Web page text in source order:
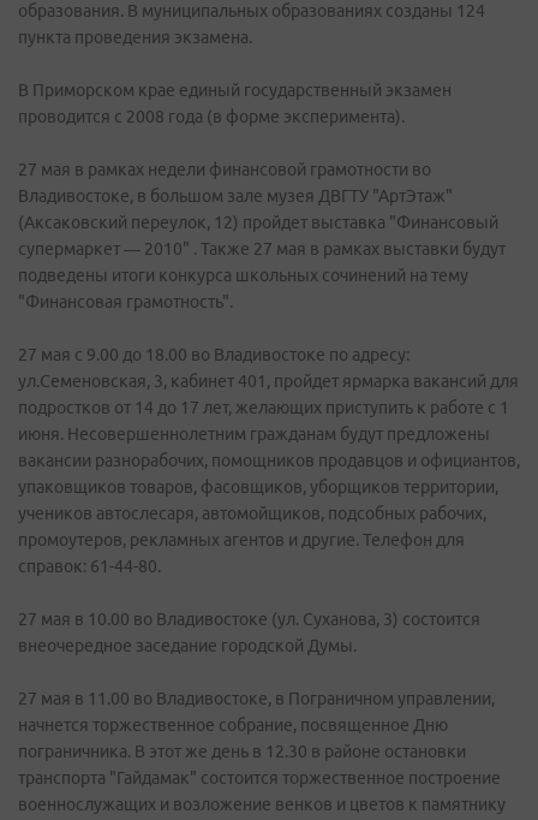
образования. В муниципальных образованиях созданы 124
пункта проведения экзамена.
В Приморском крае единый государственный экзамен
проводится с 2008 года (в форме эксперимента).
27 мая в рамках недели финансовой грамотности во
Владивостоке, в большом зале музея ДВГТУ "АртЭтаж"
(Аксаковский переулок, 12) пройдет выставка "Финансовый
супермаркет — 2010" . Также 27 мая в рамках выставки будут
подведены итоги конкурса школьных сочинений на тему
"Финансовая грамотность".
27 мая с 9.00 до 18.00 во Владивостоке по адресу:
ул.Семеновская, 3, кабинет 401, пройдет ярмарка вакансий для
подростков от 14 до 17 лет, желающих приступить к работе с 1
июня. Несовершеннолетним гражданам будут предложены
вакансии разнорабочих, помощников продавцов и официантов,
упаковщиков товаров, фасовщиков, уборщиков территории,
учеников автослесаря, автомойщиков, подсобных рабочих,
промоутеров, рекламных агентов и другие. Телефон для
справок: 61-44-80.
27 мая в 10.00 во Владивостоке (ул. Суханова, 3) состоится
внеочередное заседание городской Думы.
27 мая в 11.00 во Владивостоке, в Пограничном управлении,
начнется торжественное собрание, посвященное Дню
пограничника. В этот же день в 12.30 в районе остановки
транспорта "Гайдамак" состоится торжественное построение
военнослужащих и возложение венков и цветов к памятнику